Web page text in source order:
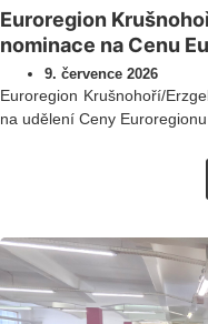
Euroregion
nominace na Cenu
9. července 2026
Euroregion Krušnohoří/
na udělení Ceny